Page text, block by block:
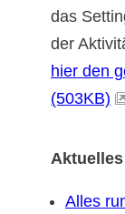
das
der
hier den
(503KB)
Alles